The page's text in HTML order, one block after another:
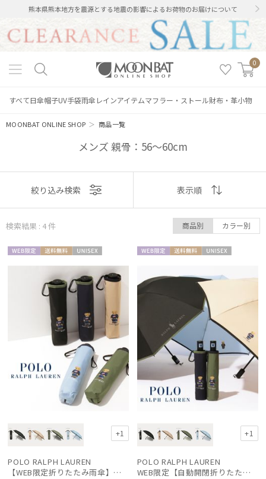
熊本県熊本地方を震源とする地震の影響によるお荷物のお届けについて
0
すべて日傘帽子UV手袋雨傘 レインアイテムマフラー・ストール財布・革小物
MOONBAT ONLINE SHOP ＞商品一覧
メンズ 親骨：56～60cm
絞り込み
レディース メンズ キッズ
カテゴリー
その他
カラー
表示
おすすめ
価格の高い
価格の低い
売上点数順
お気に入り
絞り込み検索 表示順
検索結果 : 4件 商品別 カラー別
X
+1
POLO RALPH LAUREN
【WEB限定折りたたみ雨傘】ポロ ラルフ ローレン（POLO RALPH LAUREN）FLAG ベア 簡単開閉
料
X
+1
POLO RALPH LAUREN
WEB限定【自動開閉折りたたみ傘】ポロ ラルフ ローレン（POLO RALPH LAUREN）FLAG ベア ワンタッチ開閉